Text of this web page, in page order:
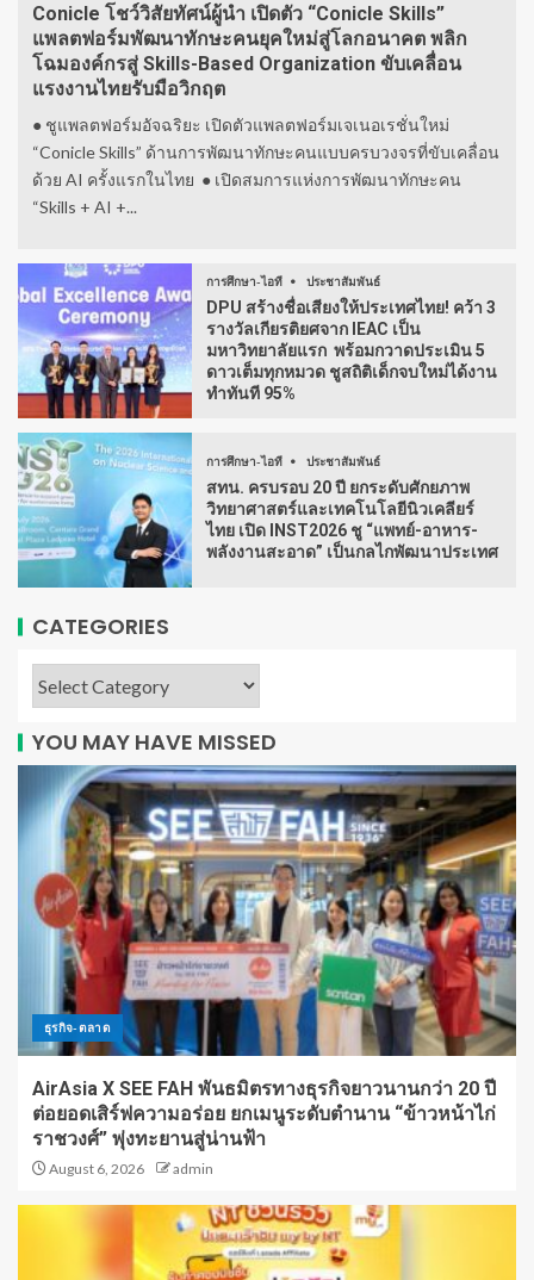
Conicle โชว์วิสัยทัศน์ผู้นำ เปิดตัว “Conicle Skills”
แพลตฟอร์มพัฒนาทักษะคนยุคใหม่สู่โลกอนาคต พลิก
โฉมองค์กรสู่ Skills-Based Organization ขับเคลื่อน
แรงงานไทยรับมือวิกฤต
● ชูแพลตฟอร์มอัจฉริยะ เปิดตัวแพลตฟอร์มเจเนอเรชั่นใหม่
“Conicle Skills” ด้านการพัฒนาทักษะคนแบบครบวงจรที่ขับเคลื่อน
ด้วย AI ครั้งแรกในไทย ● เปิดสมการแห่งการพัฒนาทักษะคน
“Skills + AI +...
การศึกษา-ไอที ประชาสัมพันธ์
DPU สร้างชื่อเสียงให้ประเทศไทย! คว้า 3
รางวัลเกียรติยศจาก IEAC เป็น
มหาวิทยาลัยแรก พร้อมกวาดประเมิน 5
ดาวเต็มทุกหมวด ชูสถิติเด็กจบใหม่ได้งาน
ทำทันที 95%
การศึกษา-ไอที ประชาสัมพันธ์
สทน. ครบรอบ 20 ปี ยกระดับศักยภาพ
วิทยาศาสตร์และเทคโนโลยีนิวเคลียร์
ไทย เปิด INST2026 ชู “แพทย์-อาหาร-
พลังงานสะอาด” เป็นกลไกพัฒนาประเทศ
CATEGORIES
YOU MAY HAVE MISSED
ธุรกิจ-ตลาด
AirAsia X SEE FAH พันธมิตรทางธุรกิจยาวนานกว่า 20 ปี
ต่อยอดเสิร์ฟความอร่อย ยกเมนูระดับตำนาน “ข้าวหน้าไก่
ราชวงศ์” พุ่งทะยานสู่น่านฟ้า
August 6, 2026 admin